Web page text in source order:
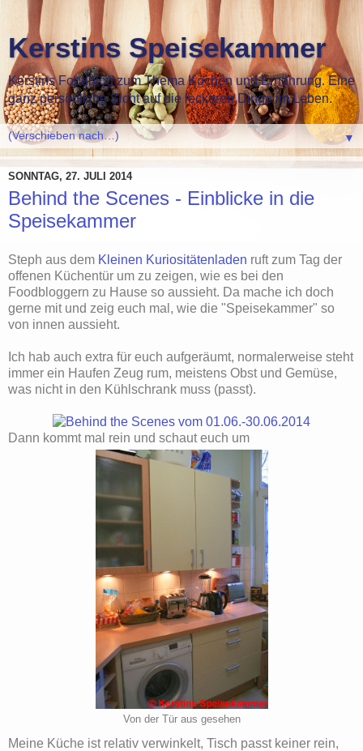
Kerstins Speisekammer
Kerstins Foodblog zum Thema Kochen und Ernährung. Eine
ganz persönliche Sicht auf die leckeren Dinge im Leben.
▼
SONNTAG, 27. JULI 2014
Behind the Scenes - Einblicke in die
Speisekammer
Steph aus dem Kleinen Kuriositätenladen ruft zum Tag der
offenen Küchentür um zu zeigen, wie es bei den
Foodbloggern zu Hause so aussieht. Da mache ich doch
gerne mit und zeig euch mal, wie die "Speisekammer" so
von innen aussieht.
Ich hab auch extra für euch aufgeräumt, normalerweise steht
immer ein Haufen Zeug rum, meistens Obst und Gemüse,
was nicht in den Kühlschrank muss (passt).
Dann kommt mal rein und schaut euch um
Von der Tür aus gesehen
Meine Küche ist relativ verwinkelt, Tisch passt keiner rein,